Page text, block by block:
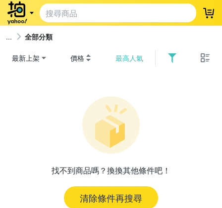
登
全部分類
最新上架 價格 最高人氣
找不到商品嗎？換換其他條件吧！
清除條件再搜尋